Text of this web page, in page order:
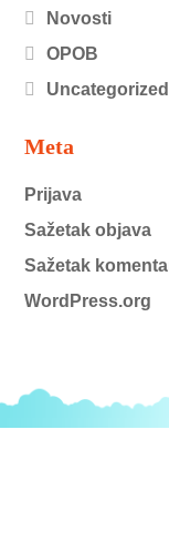
Novosti
OPOB
Uncategorized
Meta
Prijava
Sažetak objava
Sažetak
WordPress.org